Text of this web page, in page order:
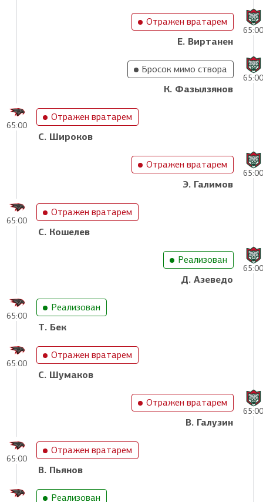
65:00
Отражен вратарем
Е. Виртанен
65:00
Бросок мимо створа
К. Фазылзянов
65:00
Отражен вратарем
С. Широков
65:00
Отражен вратарем
Э. Галимов
65:00
Отражен вратарем
С. Кошелев
65:00
Реализован
Д. Азеведо
65:00
Реализован
Т. Бек
65:00
Отражен вратарем
С. Шумаков
65:00
Отражен вратарем
В. Галузин
65:00
Отражен вратарем
В. Пьянов
Реализован